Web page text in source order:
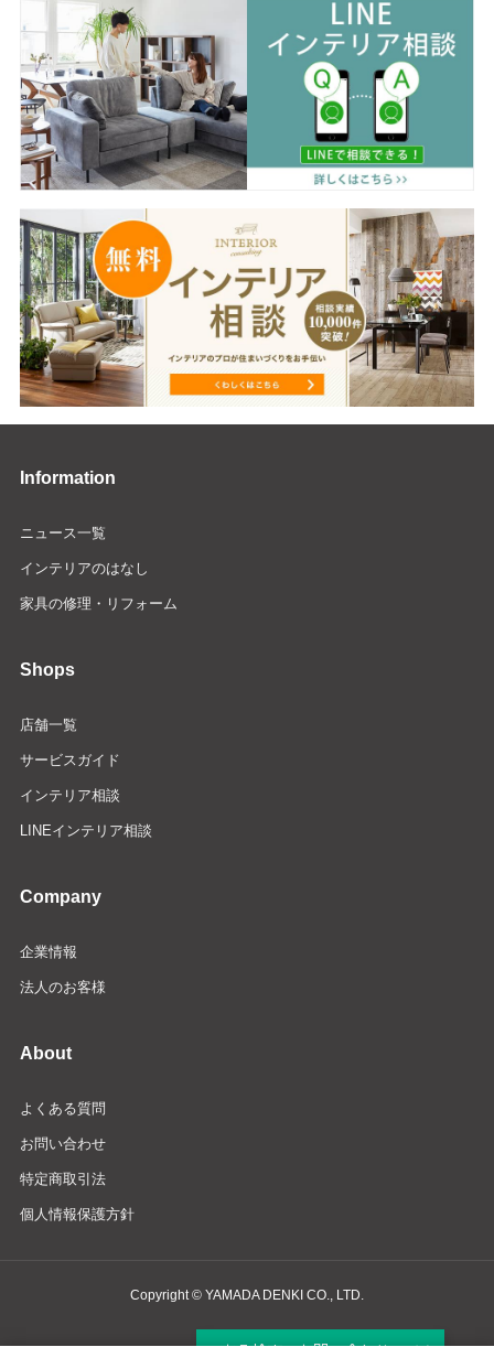
Information
ニュース一覧
インテリアのはなし
家具の修理・リフォーム
Shops
店舗一覧
サービスガイド
インテリア相談
LINEインテリア相談
Company
企業情報
法人のお客様
About
よくある質問
お問い合わせ
特定商取引法
個人情報保護方針
Copyright © YAMADA DENKI CO., LTD.
商品検索・お問い合わせ